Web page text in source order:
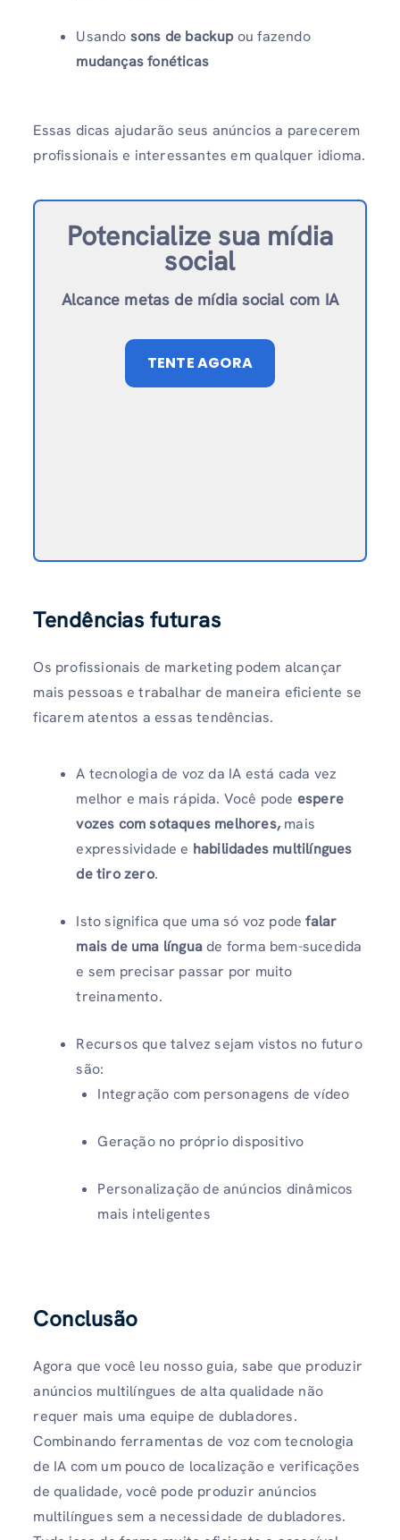
Usando sons de backupou fazendo
mudanças fonéticas
Essas dicas ajudarão seus anúncios a parecerem
profissionais e interessantes em qualquer idioma.
Potencialize sua mídia
social
Alcance metas de mídia social com IA
TENTE AGORA
Tendências futuras
Os profissionais de marketing podem alcançar
mais pessoas e trabalhar de maneira eficiente se
ficarem atentos a essas tendências.
A tecnologia de voz da IA ​​está cada vez
melhor e mais rápida. Você pode espere
vozes com sotaques melhores, mais
expressividade e habilidades multilíngues
de tiro zero.
Isto significa que uma só voz podefalar
mais de uma línguade forma bem-sucedida
e sem precisar passar por muito
treinamento.
Recursos que talvez sejam vistos no futuro
são:
Integração com personagens de vídeo
Geração no próprio dispositivo
Personalização de anúncios dinâmicos
mais inteligentes
Conclusão
Agora que você leu nosso guia, sabe que produzir
anúncios multilíngues de alta qualidade não
requer mais uma equipe de dubladores.
Combinando ferramentas de voz com tecnologia
de IA com um pouco de localização e verificações
de qualidade, você pode produzir anúncios
multilíngues sem a necessidade de dubladores.